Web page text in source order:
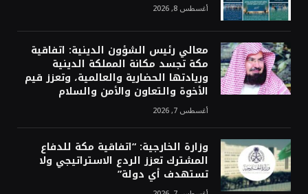
أغسطس 8, 2026
معالي رئيس الشؤون الدينية: اتفاقية
مكة تجسد مكانة المملكة الدينية
وريادتها الحضارية والعالمية، وتعزز قيم
الأخوة والتعاون والأمن والسلام
أغسطس 7, 2026
وزارة الخارجية: “اتفاقية مكة للدفاع
المشترك تعزز الردع الاستراتيجي ولا
تستهدف أي دولة”